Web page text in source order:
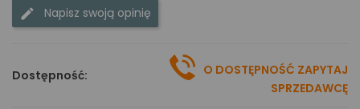
Napisz swoją opinię
Dostępność:
O DOSTĘPNOŚĆ ZAPYTAJ
SPRZEDAWCĘ